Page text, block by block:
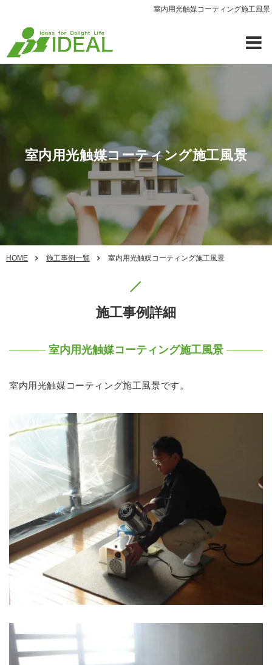
室内用光触媒コーティング施工風景
室内用光触媒コーティング施工風景
HOME 施工事例一覧 室内用光触媒コーティング施工風景
施工事例詳細
室内用光触媒コーティング施工風景
室内用光触媒コーティング施工風景です。